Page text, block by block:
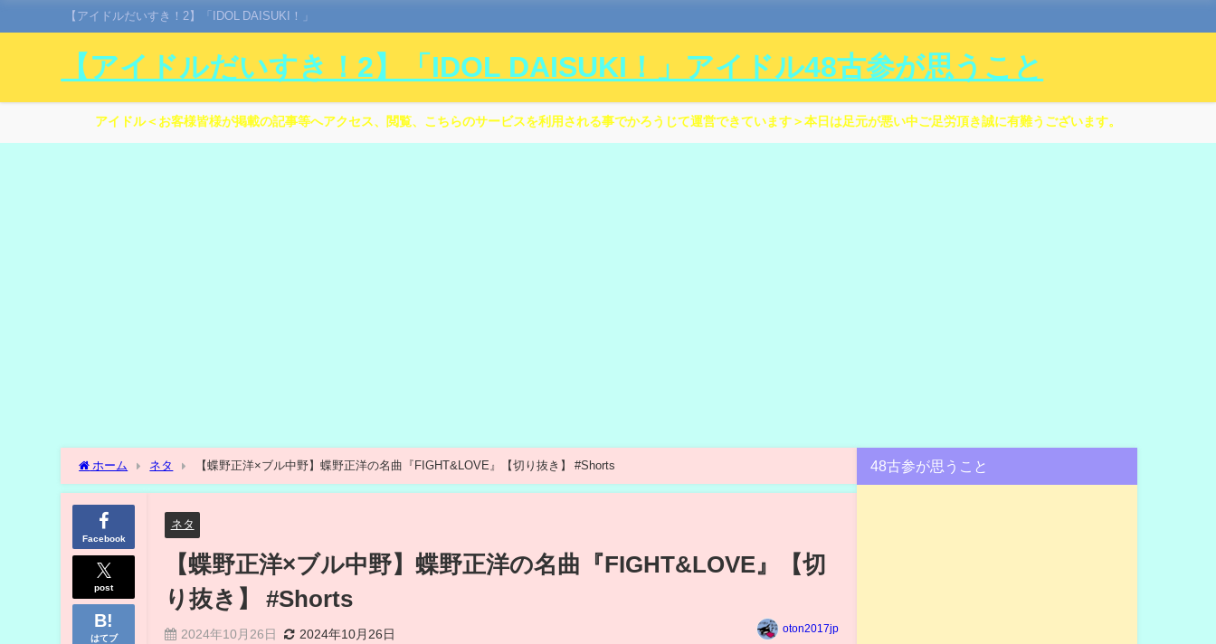
【アイドルだいすき！2】「IDOL DAISUKI！」
【アイドルだいすき！2】「IDOL DAISUKI！」アイドル48古参が思うこと
アイドル＜お客様皆様が掲載の記事等へアクセス、閲覧、こちらのサービスを利用される事でかろうじて運営できています＞本日は足元が悪い中ご足労頂き誠に有難うございます。
ホーム ネタ 【蝶野正洋×ブル中野】蝶野正洋の名曲『FIGHT&LOVE』【切り抜き】 #Shorts
Facebook
post
はてブ
ネタ
【蝶野正洋×ブル中野】蝶野正洋の名曲『FIGHT&LOVE』【切
り抜き】 #Shorts
2024年10月26日 2024年10月26日 oton2017jp
48古参が思うこと